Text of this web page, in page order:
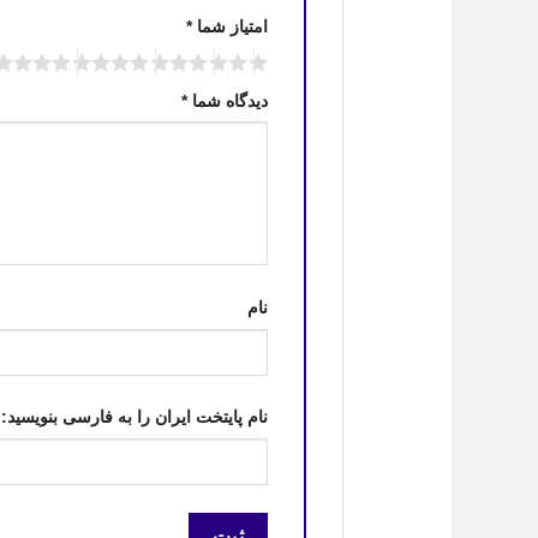
امتیاز شما*
دیدگاه شما*
نام
نام پایتخت ایران را به فارسی